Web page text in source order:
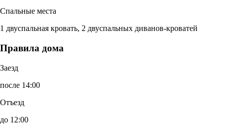
Спальные места
1 двуспальная кровать, 2 двуспальных диванов-кроватей
Правила дома
Заезд
после 14:00
Отъезд
до 12:00